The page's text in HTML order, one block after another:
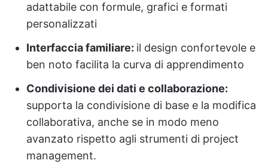
adattabile con formule, grafici e formati
personalizzati
Interfaccia familiare: il design confortevole e
ben noto facilita la curva di apprendimento
Condivisione dei dati e collaborazione:
supporta la condivisione di base e la modifica
collaborativa, anche se in modo meno
avanzato rispetto agli strumenti di project
management.